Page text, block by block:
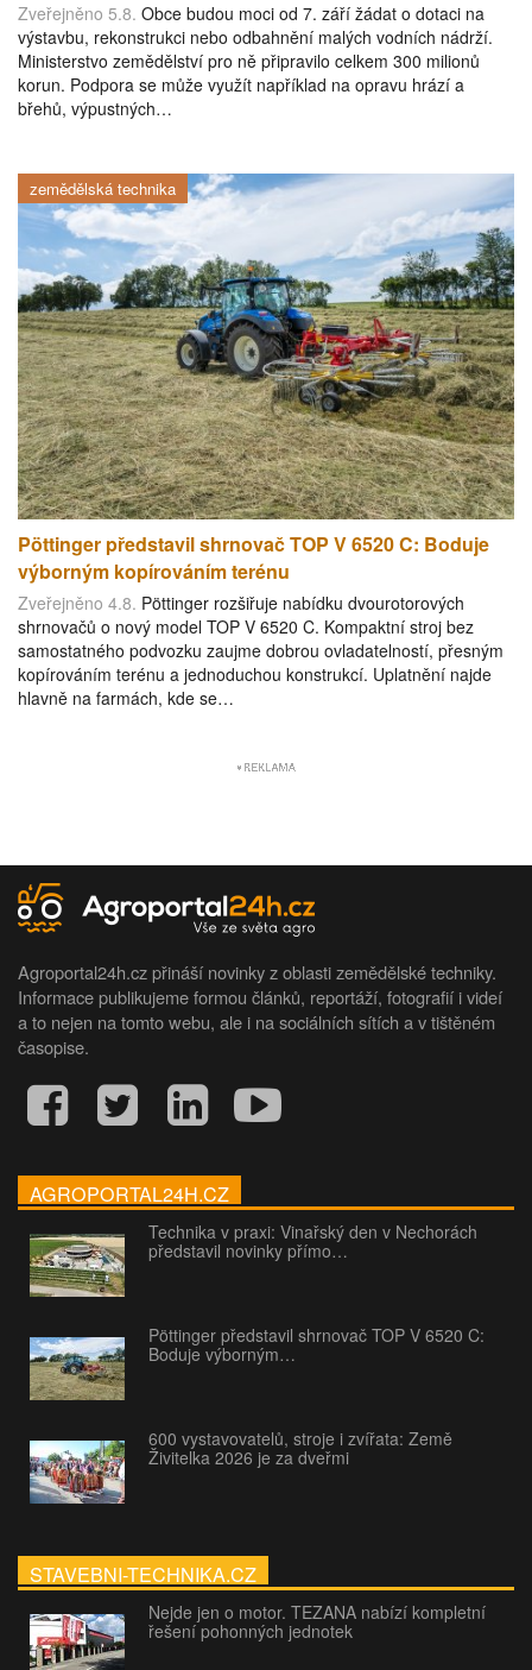
Zveřejněno 5.8. Obce budou moci od 7. září žádat o dotaci na
výstavbu, rekonstrukci nebo odbahnění malých vodních nádrží.
Ministerstvo zemědělství pro ně připravilo celkem 300 milionů
korun. Podpora se může využít například na opravu hrází a
břehů, výpustných…
zemědělská technika
Pöttinger představil shrnovač TOP V 6520 C: Boduje
výborným kopírováním terénu
Zveřejněno 4.8. Pöttinger rozšiřuje nabídku dvourotorových
shrnovačů o nový model TOP V 6520 C. Kompaktní stroj bez
samostatného podvozku zaujme dobrou ovladatelností, přesným
kopírováním terénu a jednoduchou konstrukcí. Uplatnění najde
hlavně na farmách, kde se…
Agroportal24h.cz přináší novinky z oblasti zemědělské techniky.
Informace publikujeme formou článků, reportáží, fotografií i videí
a to nejen na tomto webu, ale i na sociálních sítích a v tištěném
časopise.
AGROPORTAL24H.CZ
Technika v praxi: Vinařský den v Nechorách
představil novinky přímo…
Pöttinger představil shrnovač TOP V 6520 C:
Boduje výborným…
600 vystavovatelů, stroje i zvířata: Země
Živitelka 2026 je za dveřmi
STAVEBNI-TECHNIKA.CZ
Nejde jen o motor. TEZANA nabízí kompletní
řešení pohonných jednotek